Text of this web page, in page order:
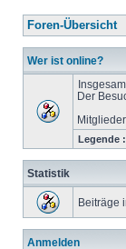
Foren-Übersicht
Wer ist online?
Der
Legende
Statistik
Beiträge
Anmelden